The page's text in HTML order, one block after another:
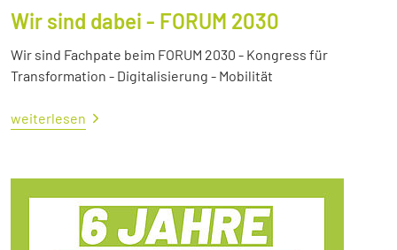
Wir sind dabei - FORUM 2030
Wir sind Fachpate beim FORUM 2030 - Kongress für
Transformation - Digitalisierung - Mobilität
weiterlesen